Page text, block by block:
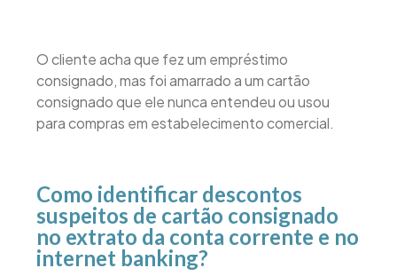
O cliente acha que fez um empréstimo
consignado, mas foi amarrado a um cartão
consignado que ele nunca entendeu ou usou
para compras em estabelecimento comercial.
Como identificar descontos
suspeitos de cartão consignado
no extrato da conta corrente e no
internet banking?